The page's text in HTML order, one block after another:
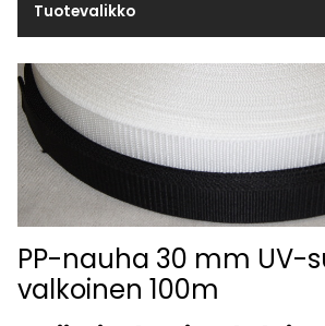
Tuotevalikko
PP-nauha 30 mm UV-
valkoinen 100m